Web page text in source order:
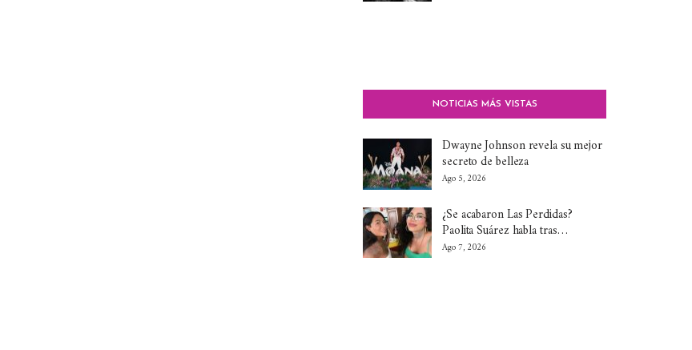
NOTICIAS MÁS VISTAS
Dwayne Johnson revela su mejor
secreto de belleza
Ago 5, 2026
¿Se acabaron Las Perdidas?
Paolita Suárez habla tras…
Ago 7, 2026